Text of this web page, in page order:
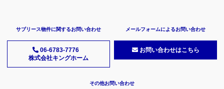
サブリース物件に関するお問い合わせ
06-6783-7776
株式会社キングホーム
メールフォームによるお問い合わせ
お問い合わせはこちら
その他お問い合わせ